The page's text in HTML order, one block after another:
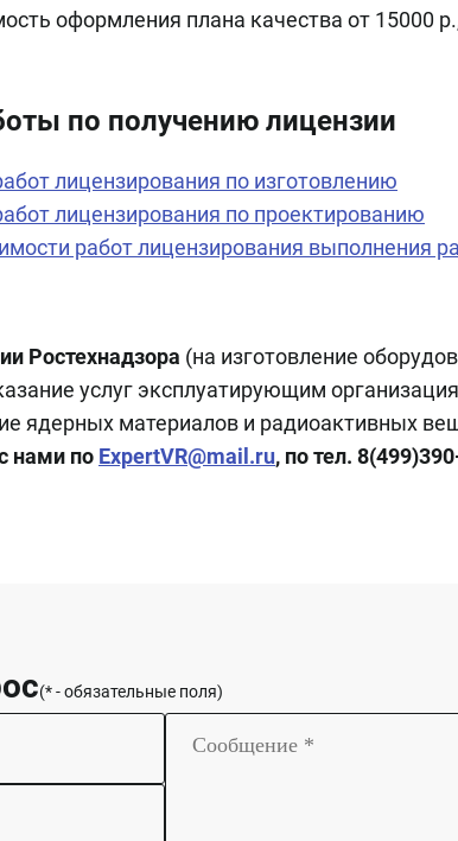
оформления плана качества от 15000
по получению лицензии
лицензирования по изготовлению
лицензирования по проектированию
работ лицензирования выполнения
Ростехнадзора (на изготовление
услуг эксплуатирующим
ядерных материалов и радиоактивных
нами по ExpertVR@mail.ru, по тел.
(* - обязательные поля)